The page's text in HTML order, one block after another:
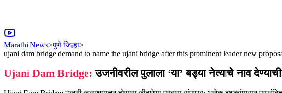
Marathi News>पुणे जिल्हा>
ujani dam bridge demand to name the ujani bridge after this prominent leader new
Ujani Dam Bridge: उजनीवरील पुलाला ‘या’ बड्या नेत्याचे नाव